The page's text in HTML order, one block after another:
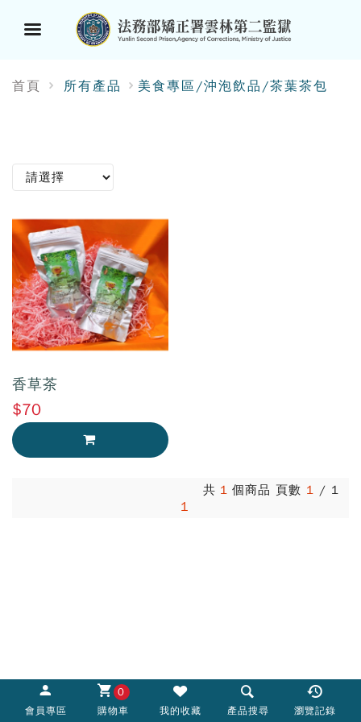
單
鈕
首頁 所有產品 美食專區/沖泡飲品/茶葉茶包
香草茶
$70
1
共 1 個商品 頁數 1 / 1
會員專區
0
購物車 我的收藏 產品搜尋 瀏覽記錄